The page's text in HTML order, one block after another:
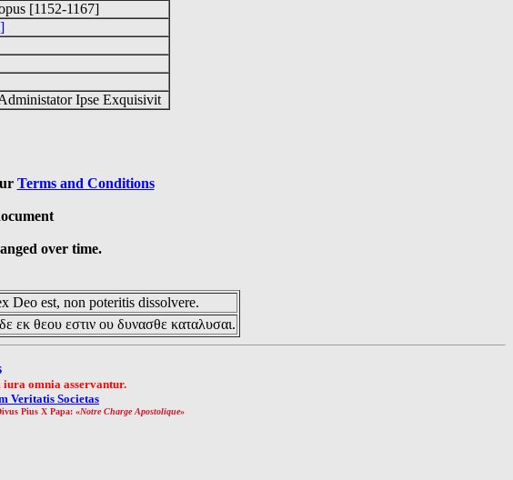
[1152-1167]
Ipse Exquisivit
Terms and Conditions
over time.
Deo est, non poteritis dissolvere.
εκ θεου εστιν ου δυνασθε καταλυσαι.
omnia asservantur.
Veritatis Societas
Pius X Papa: «Notre Charge Apostolique»